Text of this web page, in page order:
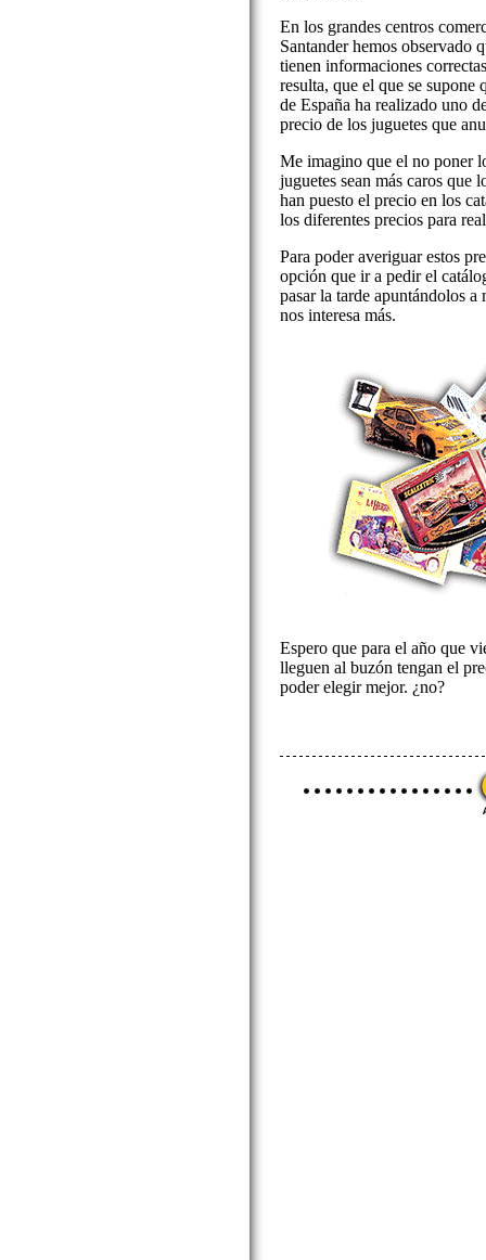
En los grandes centros
Santander hemos observado
tienen informaciones
resulta, que el que se supone
de España ha realizado uno
precio de los juguetes que
Me imagino que el no poner
juguetes sean más caros que
han puesto el precio en los
los diferentes precios para
Para poder averiguar estos
opción que ir a pedir el
pasar la tarde apuntándolos
nos interesa más.
Espero que para el año que
lleguen al buzón tengan el
poder elegir mejor. ¿no?